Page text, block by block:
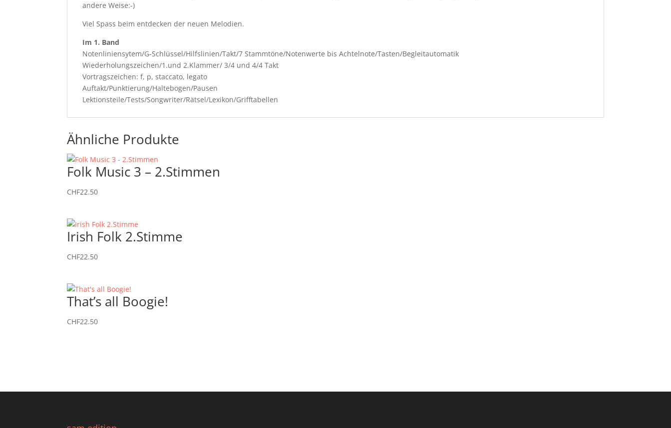
andere Weise:-)
Viel Spass beim entdecken der neuen Melodien.
Im 1. Band
Notenliniensytem/G-Schlüssel/Hilfslinien/Takt/7 Stammtöne/Notenwerte bis Achtelnote/Tasten/Begleitautomatik
Wiederholungszeichen/1.und 2.Klammer/ 3/4 und 4/4 Takt
Vortragszeichen: f, p, staccato, legato
Auftakt/Punktierung/Haltebogen/Pausen
Lektionsteile/Tests/Songwriter/Rätsel/Lexikon/Grifftabellen
Ähnliche Produkte
Folk Music 3 – 2.Stimmen
CHF22.50
Irish Folk 2.Stimme
CHF22.50
That’s all Boogie!
CHF22.50